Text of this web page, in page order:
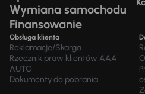
Wymiana samochodu
Finansowanie
Obsługa klienta
Reklamacje/Skarga
Rzecznik praw klientów AAA
AUTO
Dokumenty do pobrania